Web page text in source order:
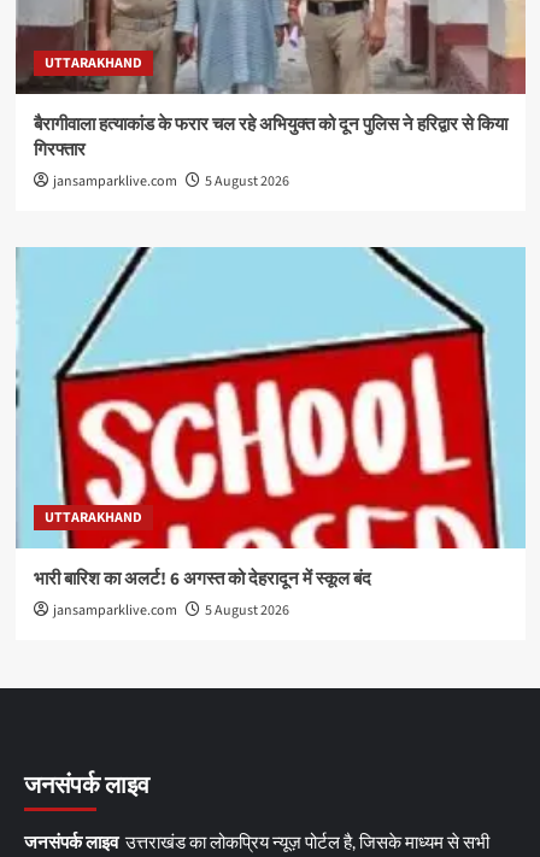
UTTARAKHAND
बैरागीवाला हत्याकांड के फरार चल रहे अभियुक्त को दून पुलिस ने हरिद्वार से किया
गिरफ्तार
jansamparklive.com 5 August 2026
UTTARAKHAND
भारी बारिश का अलर्ट! 6 अगस्त को देहरादून में स्कूल बंद
jansamparklive.com 5 August 2026
जनसंपर्क लाइव
जनसंपर्क लाइवउत्तराखंड का लोकप्रिय न्यूज़ पोर्टल है, जिसके माध्यम से सभी